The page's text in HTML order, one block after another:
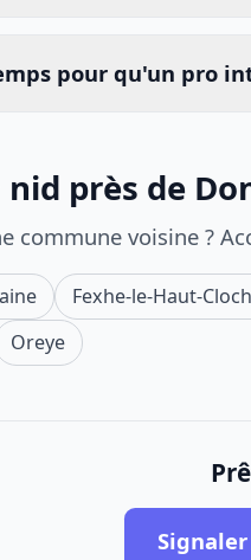
pour qu'un pro
près de
commune voisine ?
Fexhe-le-Haut-
Oreye